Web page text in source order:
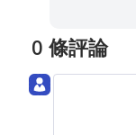
0 條評論